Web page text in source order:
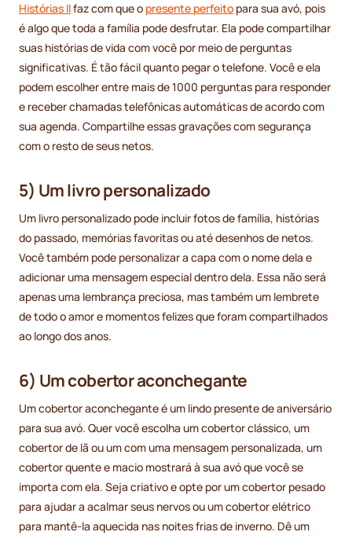
Histórias IIfaz com que o presente perfeito para sua avó, pois
é algo que toda a família pode desfrutar. Ela pode compartilhar
suas histórias de vida com você por meio de perguntas
significativas. É tão fácil quanto pegar o telefone. Você e ela
podem escolher entre mais de 1000 perguntas para responder
e receber chamadas telefônicas automáticas de acordo com
sua agenda. Compartilhe essas gravações com segurança
com o resto de seus netos.
5) Um livro personalizado
Um livro personalizado pode incluir fotos de família, histórias
do passado, memórias favoritas ou até desenhos de netos.
Você também pode personalizar a capa com o nome dela e
adicionar uma mensagem especial dentro dela. Essa não será
apenas uma lembrança preciosa, mas também um lembrete
de todo o amor e momentos felizes que foram compartilhados
ao longo dos anos.
6) Um cobertor aconchegante
Um cobertor aconchegante é um lindo presente de aniversário
para sua avó. Quer você escolha um cobertor clássico, um
cobertor de lã ou um com uma mensagem personalizada, um
cobertor quente e macio mostrará à sua avó que você se
importa com ela. Seja criativo e opte por um cobertor pesado
para ajudar a acalmar seus nervos ou um cobertor elétrico
para mantê-la aquecida nas noites frias de inverno. Dê um